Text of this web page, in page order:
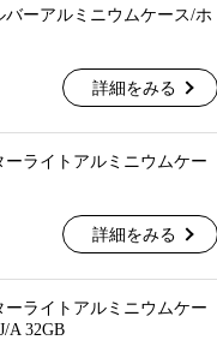
バーアルミニウムケース/ホ
詳細をみる
ーライトアルミニウムケー
詳細をみる
ーライトアルミニウムケー
A 32GB